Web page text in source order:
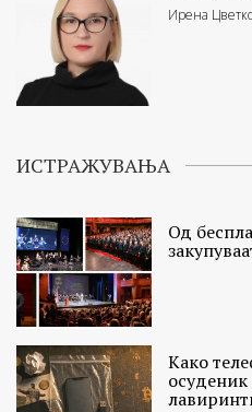
Ирена
ИСТРАЖУВАЊА
Од
Како
осуденик